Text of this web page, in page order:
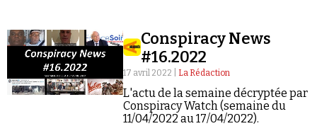
Vidéos
Émissions
Revues de presse
Conspiracy News
#16.2022
17 avril 2022 | La Rédaction
L'actu de la semaine décryptée par
Conspiracy Watch (semaine du
11/04/2022 au 17/04/2022).